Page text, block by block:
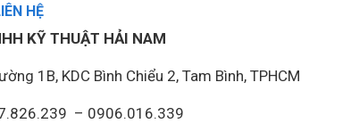
HỆ
KỸ THUẬT HẢI NAM
1B, KDC Bình Chiểu 2, Tam Bình, TPHCM
– 0906.016.339